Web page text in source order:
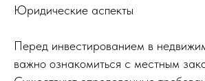
Юридические аспекты
Перед инвестированием в
важно ознакомиться с местным